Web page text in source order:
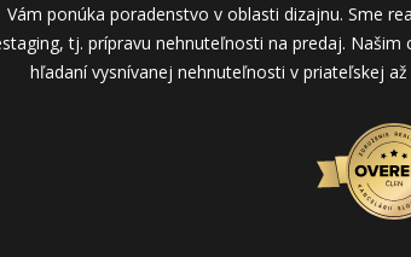
Vám ponúka poradenstvo v oblasti dizajnu. Sme
tj. prípravu nehnuteľnosti na predaj.
hľadaní vysnívanej nehnuteľnosti v priateľskej